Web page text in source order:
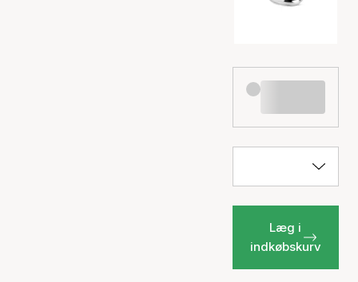
Læg i
indkøbskurv